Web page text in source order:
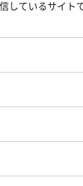
ているサイトで